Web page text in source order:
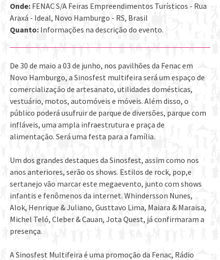
Onde: FENAC S/A Feiras Empreendimentos Turísticos - Rua
Araxá - Ideal, Novo Hamburgo - RS, Brasil
Quanto: Informações na descrição do evento.
De 30 de maio a 03 de junho, nos pavilhões da Fenac em
Novo Hamburgo, a Sinosfest multifeira será um espaço de
comercialização de artesanato, utilidades domésticas,
vestuário, motos, automóveis e móveis. Além disso, o
público poderá usufruir de parque de diversões, parque com
infláveis, uma ampla infraestrutura e praça de
alimentação. Será uma festa para a família.
Um dos grandes destaques da Sinosfest, assim como nos
anos anteriores, serão os shows. Estilos de rock, pop,e
sertanejo vão marcar este megaevento, junto com shows
infantis e fenômenos da internet. Whindersson Nunes,
Alok, Henrique & Juliano, Gusttavo Lima, Maiara & Maraisa,
Michel Teló, Cleber & Cauan, Jota Quest, já confirmaram a
presença.
A Sinosfest Multifeira é uma promoção da Fenac, Rádio